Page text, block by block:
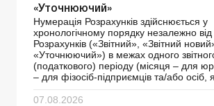
«Уточнюючий»
Нумерація Розрахунків здійснюється у
хронологічному порядку незалежно від
Розрахунків («Звітний», «Звітний
«Уточнюючий») в межах одного
(податкового) періоду (місяця – для
– для фізосіб-підприємців та/або осіб,
07.08.2026